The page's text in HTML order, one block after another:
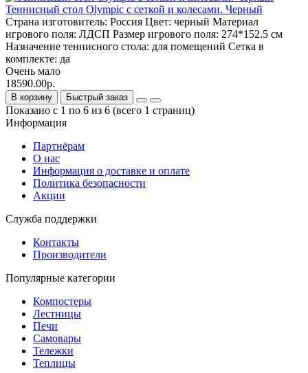
Теннисный стол Olympic с сеткой и колесами. Черный
Страна изготовитель: Россия Цвет: черный Материал
игрового поля: ЛДСП Размер игрового поля: 274*152.5 см
Назначение теннисного стола: для помещений Сетка в
комплекте: да
Очень мало
18590.00р.
В корзину Быстрый заказ
Показано с 1 по 6 из 6 (всего 1 страниц)
Информация
Партнёрам
О нас
Информация о доставке и оплате
Политика безопасности
Акции
Служба поддержки
Контакты
Производители
Популярные категории
Компостеры
Лестницы
Печи
Самовары
Тележки
Теплицы